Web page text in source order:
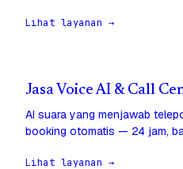
Lihat layanan →
Jasa Voice AI & Call
AI suara yang menjawab
booking otomatis — 24 jam,
Lihat layanan →